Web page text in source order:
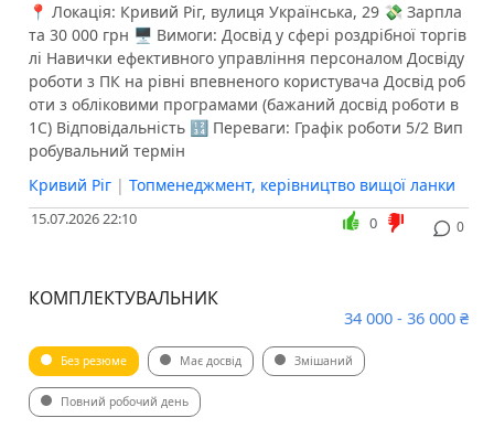
📍 Локація: Кривий Ріг, вулиця Українська, 29 💸 Зарпла
та 30 000 грн 🖥 Вимоги: Досвід у сфері роздрібної торгів
лі Навички ефективного управління персоналом Досвіду
роботи з ПК на рівні впевненого користувача Досвід роб
оти з обліковими програмами (бажаний досвід роботи в
1С) Відповідальність 🔢 Переваги: Графік роботи 5/2 Вип
робувальний термін
Кривий Ріг | Топменеджмент, керівництво вищої ланки
15.07.2026 22:10 0
0
КОМПЛЕКТУВАЛЬНИК
34 000 - 36 000 ₴
Без резюме Має досвід Змішаний
Повний робочий день